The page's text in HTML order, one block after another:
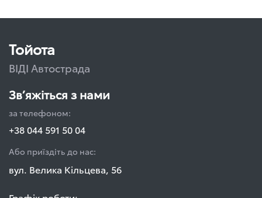
Тойота
ВІДІ Автострада
Зв’яжіться з нами
за телефоном:
+38 044 591 50 04
Або приїздіть до нас:
вул. Велика Кільцева, 56